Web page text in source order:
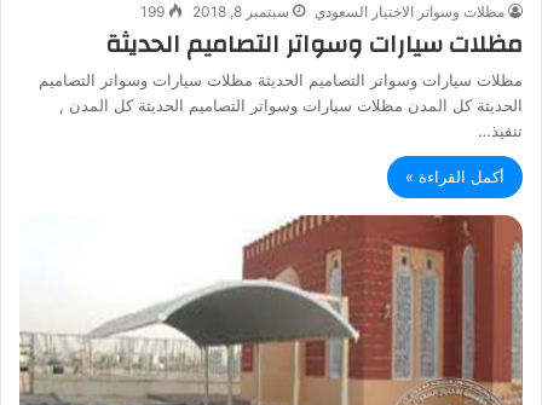
مظلات وسواتر الاختيار السعودي سبتمبر 8, 2018 199
مظلات سيارات وسواتر التصاميم الحديثة
مظلات سيارات وسواتر التصاميم الحديثة مظلات سيارات وسواتر التصاميم
الحديثة كل المدن مظلات سيارات وسواتر التصاميم الحديثة كل المدن ,
تنفيذ…
أكمل القراءة »